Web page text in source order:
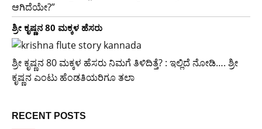
ಆಗಿದೆಯೇ?”
ಶ್ರೀ ಕೃಷ್ಣನ 80 ಮಕ್ಕಳ ಹೆಸರು
ಶ್ರೀ ಕೃಷ್ಣನ 80 ಮಕ್ಕಳ ಹೆಸರು ನಿಮಗೆ ತಿಳಿದಿತ್ತೆ? : ಇಲ್ಲಿದೆ ನೋಡಿ…. ಶ್ರೀ
ಕೃಷ್ಣನ ಎಂಟು ಹೆಂಡತಿಯರಿಗೂ ತಲಾ
RECENT POSTS